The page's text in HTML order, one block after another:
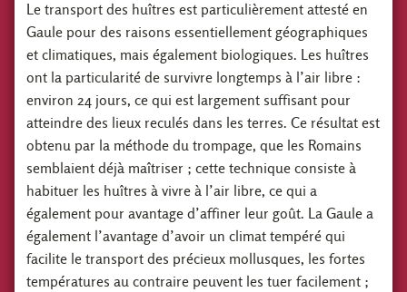
Le transport des huîtres est particulièrement attesté en
Gaule pour des raisons essentiellement géographiques
et climatiques, mais également biologiques. Les huîtres
ont la particularité de survivre longtemps à l’air libre :
environ 24 jours, ce qui est largement suffisant pour
atteindre des lieux reculés dans les terres. Ce résultat est
obtenu par la méthode du trompage, que les Romains
semblaient déjà maîtriser ; cette technique consiste à
habituer les huîtres à vivre à l’air libre, ce qui a
également pour avantage d’affiner leur goût. La Gaule a
également l’avantage d’avoir un climat tempéré qui
facilite le transport des précieux mollusques, les fortes
températures au contraire peuvent les tuer facilement ;